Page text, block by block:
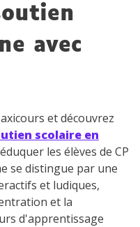
avec
et découvrez
scolaire en
les élèves de CP
se distingue par une
et ludiques,
et la
d'apprentissage